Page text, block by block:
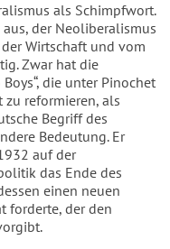
als Schimpfwort.
der Neoliberalismus
Wirtschaft und vom
Zwar hat die
die unter Pinochet
zu reformieren, als
Begriff des
Bedeutung. Er
auf der
das Ende des
einen neuen
forderte, der den